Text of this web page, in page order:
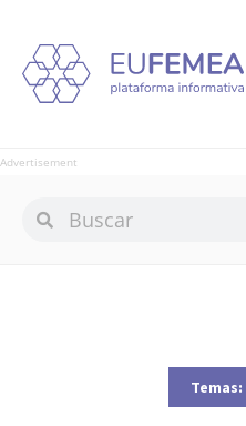
Advertisement
Temas: